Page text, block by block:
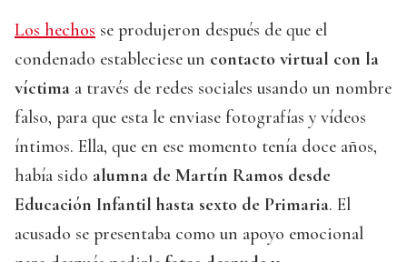
Los hechos se produjeron después de que el
condenado estableciese un contacto virtual con la
víctima a través de redes sociales usando un nombre
falso, para que esta le enviase fotografías y vídeos
íntimos. Ella, que en ese momento tenía doce años,
había sido alumna de Martín Ramos desde
Educación Infantil hasta sexto de Primaria. El
acusado se presentaba como un apoyo emocional